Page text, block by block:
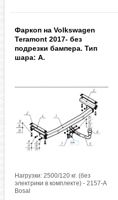
Фаркоп на Volkswagen
Teramont 2017- без
подрезки бампера. Тип
шара: A.
Нагрузки: 2500/120 кг. (без
электрики в комплекте) - 2157-A
Bosal